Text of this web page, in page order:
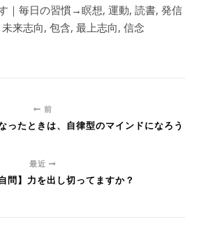
｜毎日の習慣→瞑想, 運動, 読書, 発信
未来志向, 包含, 最上志向, 信念
前
たときは、自律型のマインドになろう
最近
】力を出し切ってますか？